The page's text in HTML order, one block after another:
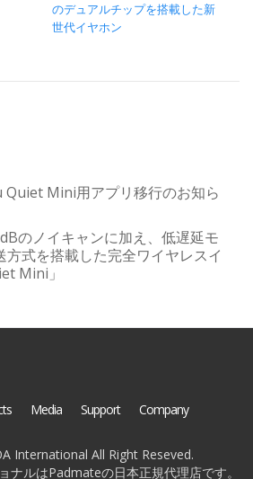
のデュアルチップを搭載した新
世代イヤホン
Mini用アプリ移行のお知ら
のノイキャンに加え、低遅延モ
方式を搭載した完全ワイヤレスイ
Mini」
Media Support Company
International All Right Reseved.
ナルはPadmateの日本正規代理店です。